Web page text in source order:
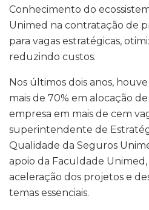
Conhecimento do
Unimed na contratação de
para vagas estratégicas,
reduzindo custos.
Nos últimos dois anos,
mais de 70% em alocação
empresa em mais de cem
superintendente de
Qualidade da Seguros
apoio da Faculdade
aceleração dos projetos e
temas essenciais.